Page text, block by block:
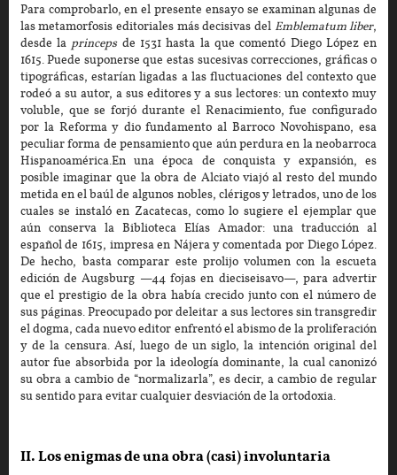
Para comprobarlo, en el presente ensayo se examinan algunas de
las metamorfosis editoriales más decisivas del Emblematum liber,
desde la princepsde 1531 hasta la que comentó Diego López en
1615. Puede suponerse que estas sucesivas correcciones, gráficas o
tipográficas, estarían ligadas a las fluctuaciones del contexto que
rodeó a su autor, a sus editores y a sus lectores: un contexto muy
voluble, que se forjó durante el Renacimiento, fue configurado
por la Reforma y dio fundamento al Barroco Novohispano, esa
peculiar forma de pensamiento que aún perdura en la neobarroca
Hispanoamérica.En una época de conquista y expansión, es
posible imaginar que la obra de Alciato viajó al resto del mundo
metida en el baúl de algunos nobles, clérigos y letrados, uno de los
cuales se instaló en Zacatecas, como lo sugiere el ejemplar que
aún conserva la Biblioteca Elías Amador: una traducción al
español de 1615, impresa en Nájera y comentada por Diego López.
De hecho, basta comparar este prolijo volumen con la escueta
edición de Augsburg —44 fojas en dieciseisavo—, para advertir
que el prestigio de la obra había crecido junto con el número de
sus páginas. Preocupado por deleitar a sus lectores sin transgredir
el dogma, cada nuevo editor enfrentó el abismo de la proliferación
y de la censura. Así, luego de un siglo, la intención original del
autor fue absorbida por la ideología dominante, la cual canonizó
su obra a cambio de “normalizarla”, es decir, a cambio de regular
su sentido para evitar cualquier desviación de la ortodoxia.
II. Los enigmas de una obra (casi) involuntaria